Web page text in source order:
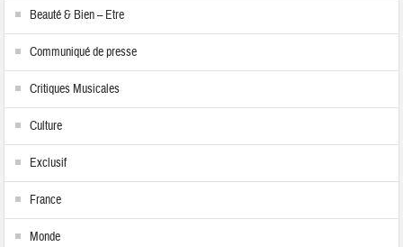
Beauté & Bien – Etre
Communiqué de presse
Critiques Musicales
Culture
Exclusif
France
Monde